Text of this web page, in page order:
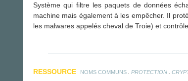
Système qui filtre les paquets de données
machine mais également à les empêcher. Il
les malwares appelés cheval de Troie) et
RESSOURCE NOMS COMMUNS PROTECTION